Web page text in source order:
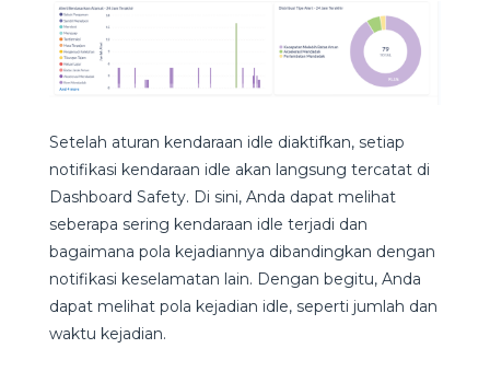
Setelah aturan kendaraan idle diaktifkan, setiap
notifikasi kendaraan idle akan langsung tercatat di
Dashboard Safety. Di sini, Anda dapat melihat
seberapa sering kendaraan idle terjadi dan
bagaimana pola kejadiannya dibandingkan dengan
notifikasi keselamatan lain. Dengan begitu, Anda
dapat melihat pola kejadian idle, seperti jumlah dan
waktu kejadian.